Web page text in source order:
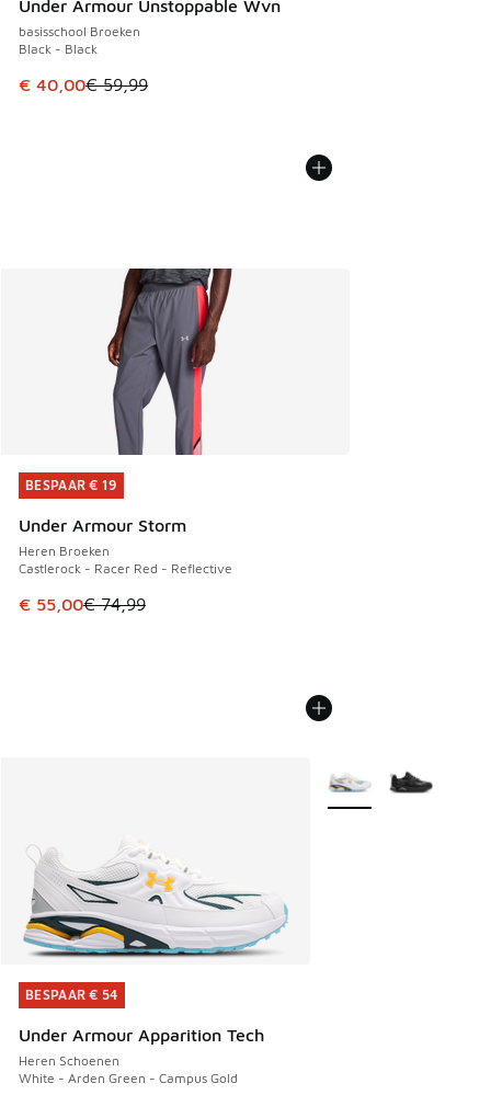
Under Armour Unstoppable Wvn
basisschool Broeken
Black - Black
Dit artikel is in de uitverkoop. Dit artikel is in de
€ 40,00€ 59,99
BESPAAR € 19
Under Armour Storm
Heren Broeken
Castlerock - Racer Red - Reflective
Dit artikel is in de uitverkoop. Dit artikel is in de
€ 55,00€ 74,99
BESPAAR € 19
BESPAAR € 54
Under Armour Apparition Tech
Heren Schoenen
White - Arden Green - Campus Gold
BESPAAR € 54
Meer kleuren